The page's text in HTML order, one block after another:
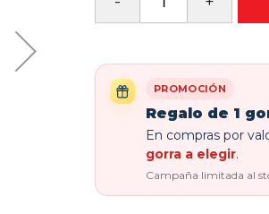
PROMOCIÓN
Regalo de 1
En compras por
gorra a elegir.
Campaña limitada al